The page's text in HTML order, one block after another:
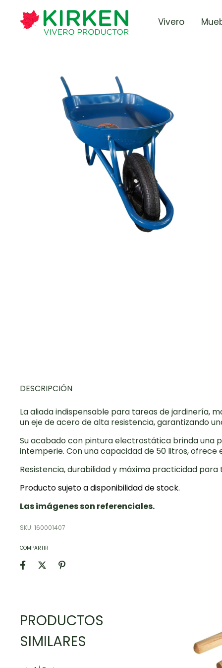
Vivero
DESCRIPCIÓN
La aliada indispensable para tareas de jardinería,
un eje de acero de alta resistencia, garantizando
Su acabado con pintura electrostática brinda una
intemperie. Con una capacidad de 50 litros,
Resistencia, durabilidad y máxima practicidad para
Producto sujeto a disponibilidad de stock.
Las imágenes son referenciales.
SKU: 160001407
COMPARTIR
PRODUCTOS
SIMILARES